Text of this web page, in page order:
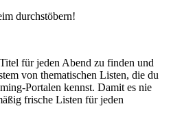
durchstöbern!
für jeden Abend zu finden und
von thematischen Listen, die du
Portalen kennst. Damit es nie
frische Listen für jeden